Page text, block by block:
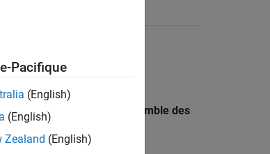
par lieu pour trouver l’ensemble des
Pacifique
(English)
(English)
Zealand (English)